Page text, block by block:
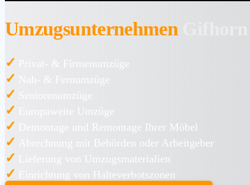
UmzugsunternehmenGifhorn
✓ Privat- & Firmenumzüge
✓ Nah- & Fernumzüge
✓ Seniorenumzüge
✓ Europaweite Umzüge
✓ Demontage und Remontage Ihrer Möbel
✓ Abrechnung mit Behörden oder Arbeitgeber
✓ Lieferung von Umzugsmaterialien
✓ Einrichtung von Halteverbotszonen